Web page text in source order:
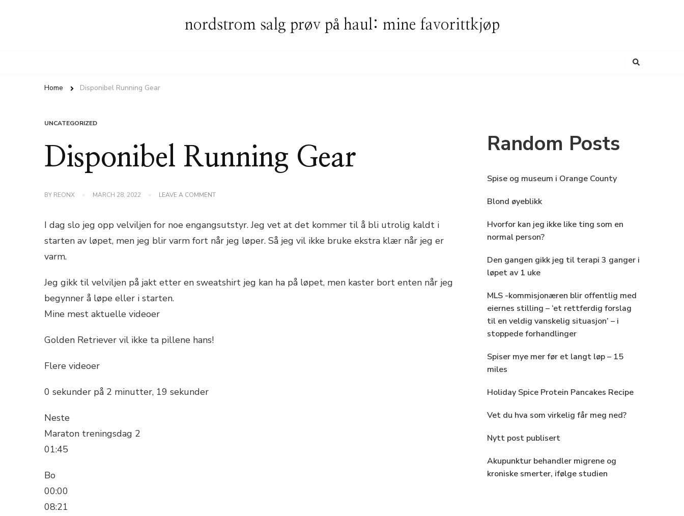
nordstrom salg prøv på haul: mine favorittkjøp
Home Disponibel Running Gear
UNCATEGORIZED
Disponibel Running Gear
BY REONX MARCH 28, 2022 LEAVE A COMMENTON
GEAR
I dag slo jeg opp velviljen for noe engangsutstyr. Jeg vet at det kommer til å bli utrolig kaldt i
starten av løpet, men jeg blir varm fort når jeg løper. Så jeg vil ikke bruke ekstra klær når jeg er
varm.
Jeg gikk til velviljen på jakt etter en sweatshirt jeg kan ha på løpet, men kaster bort enten når jeg
begynner å løpe eller i starten.
Mine mest aktuelle videoer
Golden Retriever vil ikke ta pillene hans!
Flere videoer
0 sekunder på 2 minutter, 19 sekunder
Neste
Maraton treningsdag 2
01:45
Bo
00:00
08:21
Random Posts
Spise og museum i Orange County
Blond øyeblikk
Hvorfor kan jeg ikke like ting som en
normal person?
Den gangen gikk jeg til terapi 3 ganger i
løpet av 1 uke
MLS -kommisjonæren blir offentlig med
eiernes stilling – ‘et rettferdig forslag
til en veldig vanskelig situasjon’ – i
stoppede forhandlinger
Spiser mye mer før et langt løp – 15
miles
Holiday Spice Protein Pancakes Recipe
Vet du hva som virkelig får meg ned?
Nytt post publisert
Akupunktur behandler migrene og
kroniske smerter, ifølge studien